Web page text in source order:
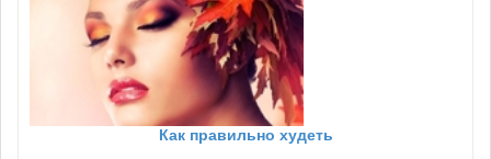
Как правильно худеть